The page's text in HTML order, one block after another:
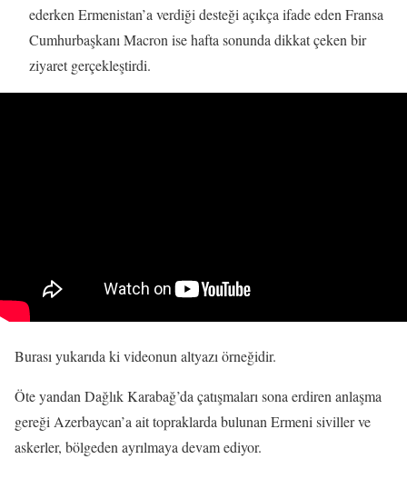
ederken Ermenistan’a verdiği desteği açıkça ifade eden Fransa
Cumhurbaşkanı Macron ise hafta sonunda dikkat çeken bir
ziyaret gerçekleştirdi.
Burası yukarıda ki videonun altyazı örneğidir.
Öte yandan Dağlık Karabağ’da çatışmaları sona erdiren anlaşma
gereği Azerbaycan’a ait topraklarda bulunan Ermeni siviller ve
askerler, bölgeden ayrılmaya devam ediyor.